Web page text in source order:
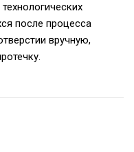
после процесса
вручную,